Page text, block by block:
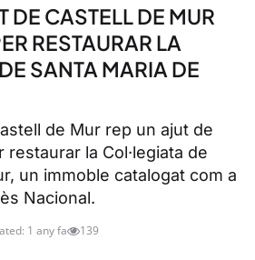
DE CASTELL DE MUR
RESTAURAR LA
SANTA MARIA DE
de Mur rep un ajut de
la Col·legiata de
un immoble catalogat com a
Nacional.
1 any fa 139